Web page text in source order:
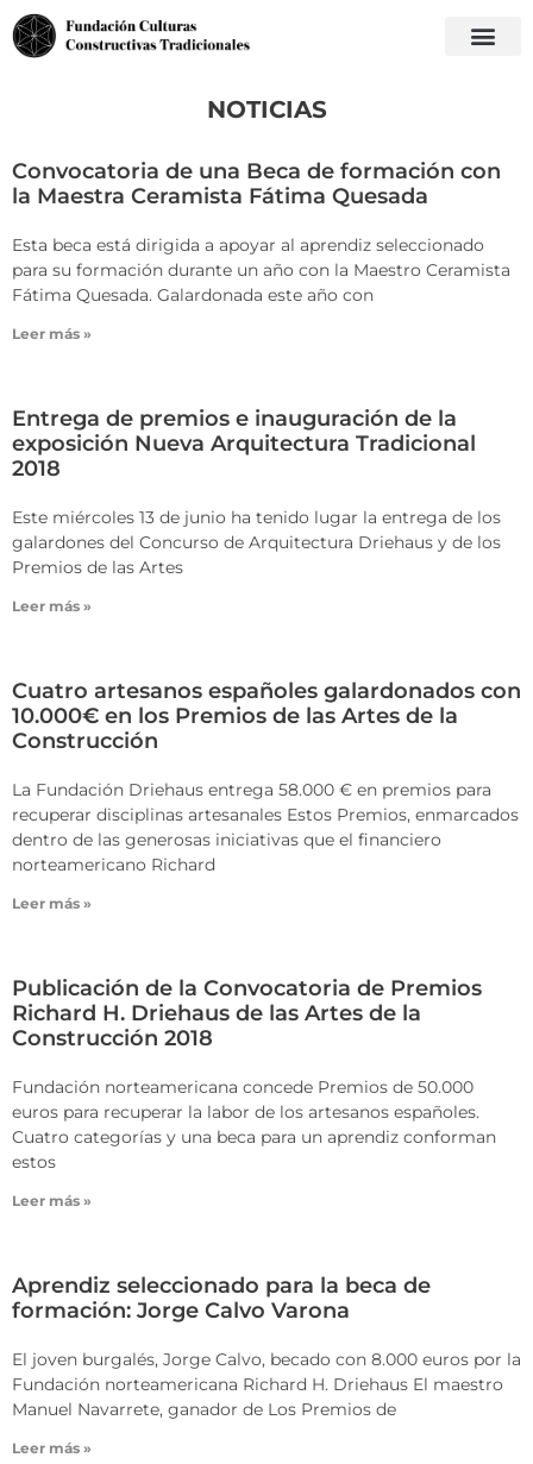
NOTICIAS
Convocatoria de una Beca de formación con
la Maestra Ceramista Fátima Quesada
Esta beca está dirigida a apoyar al aprendiz seleccionado
para su formación durante un año con la Maestro Ceramista
Fátima Quesada. Galardonada este año con
Leer más »
Entrega de premios e inauguración de la
exposición Nueva Arquitectura Tradicional
2018
Este miércoles 13 de junio ha tenido lugar la entrega de los
galardones del Concurso de Arquitectura Driehaus y de los
Premios de las Artes
Leer más »
Cuatro artesanos españoles galardonados con
10.000€ en los Premios de las Artes de la
Construcción
La Fundación Driehaus entrega 58.000 € en premios para
recuperar disciplinas artesanales Estos Premios, enmarcados
dentro de las generosas iniciativas que el financiero
norteamericano Richard
Leer más »
Publicación de la Convocatoria de Premios
Richard H. Driehaus de las Artes de la
Construcción 2018
Fundación norteamericana concede Premios de 50.000
euros para recuperar la labor de los artesanos españoles.
Cuatro categorías y una beca para un aprendiz conforman
estos
Leer más »
Aprendiz seleccionado para la beca de
formación: Jorge Calvo Varona
El joven burgalés, Jorge Calvo, becado con 8.000 euros por la
Fundación norteamericana Richard H. Driehaus El maestro
Manuel Navarrete, ganador de Los Premios de
Leer más »